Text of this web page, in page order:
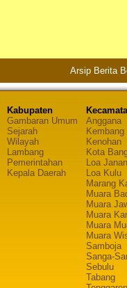
Arsip Berita
Kabupaten
Gambaran Umum
Sejarah
Wilayah
Lambang
Pemerintahan
Kepala Daerah
Anggana
Kenohan
Kota
Loa Janan
Loa Kulu
Marang
Muara
Muara
Muara
Muara
Muara
Samboja
Sanga-
Sebulu
Tabang